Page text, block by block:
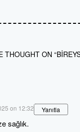
THOUGHT ON
on 12:32 Yanıtla
sağlık.